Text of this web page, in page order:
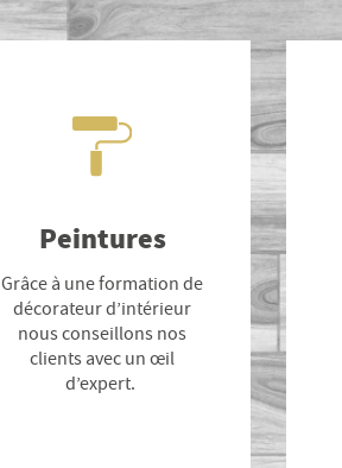
Peintures
Grâce à une formation de
décorateur d’intérieur
nous conseillons nos
clients avec un œil
d’expert.